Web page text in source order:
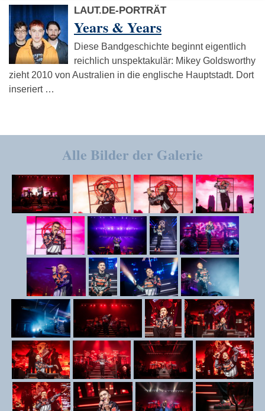
LAUT.DE-PORTRÄT
Years & Years
Diese Bandgeschichte beginnt eigentlich
reichlich unspektakulär: Mikey Goldsworthy
zieht 2010 von Australien in die englische Hauptstadt. Dort
inseriert …
Alle Bilder der Galerie